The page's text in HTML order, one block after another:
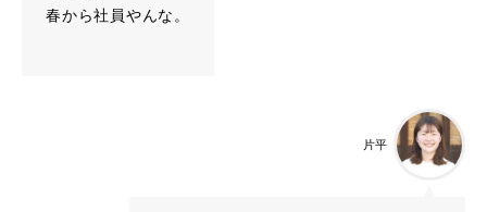
春から社員やんな。
片平